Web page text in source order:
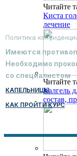
Читайте
Киста
лечение
Читайте
Калгель
состав,
Политика
Имеются
Необходимо
со специалистом
КАПЕЛЬНИЦЫ
КАК ПРОЙТИ КУРС